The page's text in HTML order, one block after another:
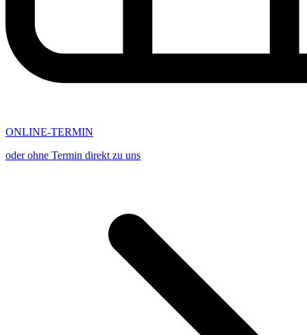
ONLINE-TERMIN
oder ohne Termin direkt zu uns